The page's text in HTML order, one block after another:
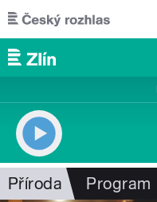
Přejít k hlavnímu obsahu
Příroda Program